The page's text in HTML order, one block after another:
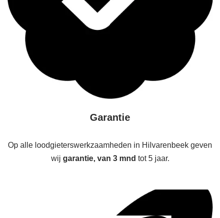
Garantie
Op alle loodgieterswerkzaamheden in Hilvarenbeek geven
wij garantie, van 3 mnd tot 5 jaar.